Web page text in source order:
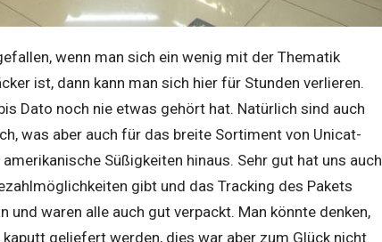
wenn man sich ein wenig mit der Thematik
ist, dann kann man sich hier für Stunden verlieren.
Dato noch nie etwas gehört hat. Natürlich sind auch
was aber auch für das breite Sortiment von Unicat-
Süßigkeiten hinaus. Sehr gut hat uns auch
gibt und das Tracking des Pakets
waren alle auch gut verpackt. Man könnte denken,
geliefert werden, dies war aber zum Glück nicht